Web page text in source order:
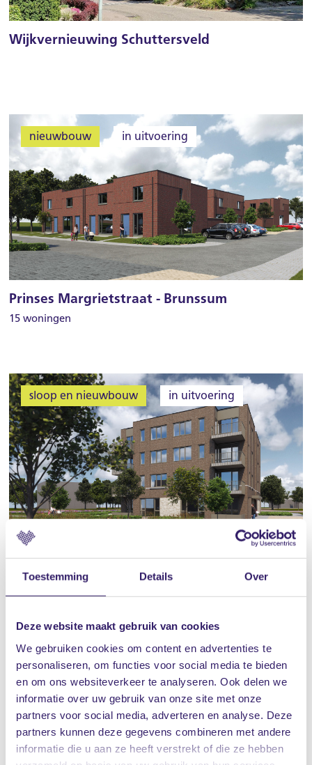
Toestemming Details Over
Deze website maakt gebruik van cookies
We gebruiken cookies om content en advertenties te
personaliseren, om functies voor social media te bieden
en om ons websiteverkeer te analyseren. Ook delen we
informatie over uw gebruik van onze site met onze
partners voor social media, adverteren en analyse. Deze
partners kunnen deze gegevens combineren met andere
informatie die u aan ze heeft verstrekt of die ze hebben
Wijkvernieuwing Schuttersveld
nieuwbouw in uitvoering
Prinses Margrietstraat - Brunssum
sloop en nieuwbouw in uitvoering
Masterplan Europalaan - Brunssum
8 urban villa's
sloop en nieuwbouw, gebiedsontwikkeling
in voorbereiding